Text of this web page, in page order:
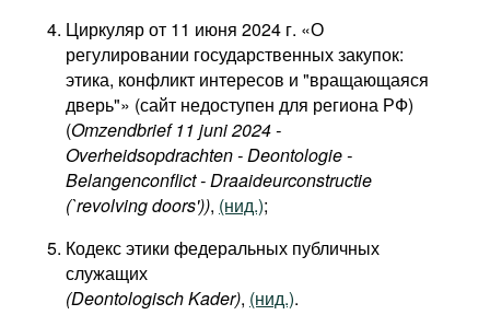
Циркуляр от 11 июня 2024 г. «О
регулировании государственных закупок:
этика, конфликт интересов и "вращающаяся
дверь"» (сайт недоступен для региона РФ)
(Omzendbrief 11 juni 2024 -
Overheidsopdrachten - Deontologie -
Belangenconflict - Draaideurconstructie
(`revolving doors')), (нид.);
Кодекс этики федеральных публичных
служащих
(Deontologisch Kader), (нид.).